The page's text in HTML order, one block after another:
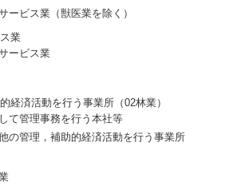
ビス業（獣医業を除く）
業
ビス業
済活動を行う事業所（02林業）
管理事務を行う本社等
管理，補助的経済活動を行う事業所